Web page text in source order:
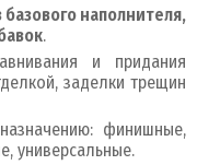
базового наполнителя,
.
и придания
заделки трещин
финишные,
универсальные.